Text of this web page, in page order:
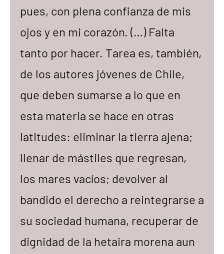
pues, con plena confianza de mis
ojos y en mi corazón. (…) Falta
tanto por hacer. Tarea es, también,
de los autores jóvenes de Chile,
que deben sumarse a lo que en
esta materia se hace en otras
latitudes: eliminar la tierra ajena;
llenar de mástiles que regresan,
los mares vacíos; devolver al
bandido el derecho a reintegrarse a
su sociedad humana, recuperar de
dignidad de la hetaira morena aun